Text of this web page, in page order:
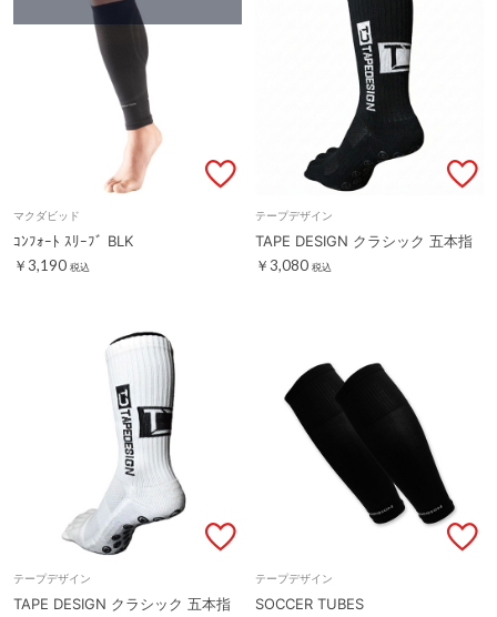
マクダビッド
ｺﾝﾌｫｰﾄ ｽﾘｰﾌﾞ BLK
￥3,190 税込
テープデザイン
TAPE DESIGN クラシック 五本指
￥3,080 税込
テープデザイン
TAPE DESIGN クラシック 五本指
テープデザイン
SOCCER TUBES